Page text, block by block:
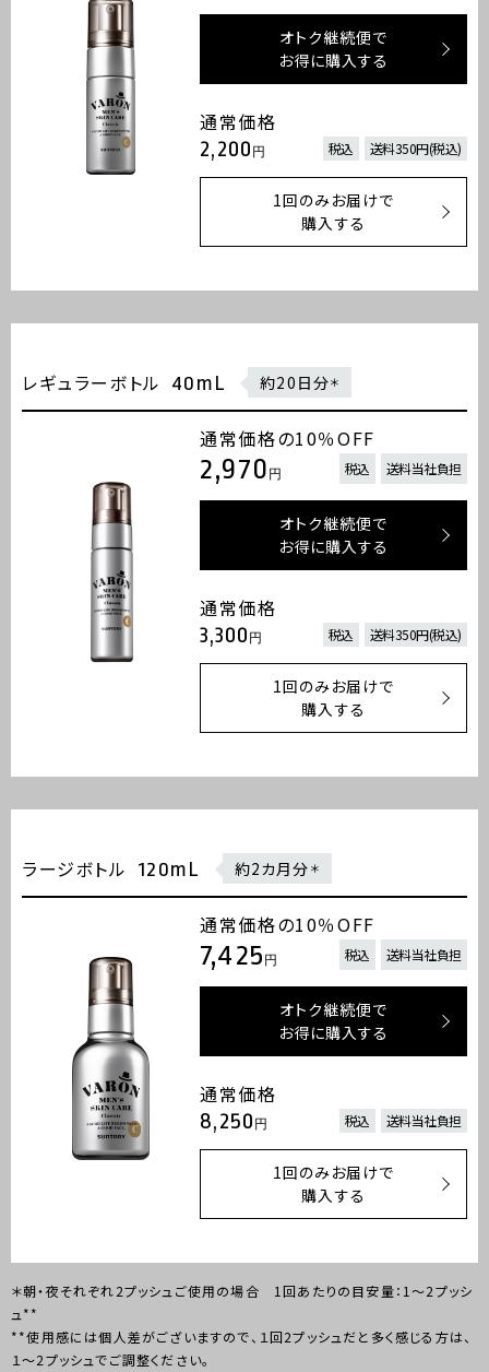
オトク継続便で
お得に購入する
通常価格
2,200 円 税込 送料350円(税込)
1回のみお届けで
購入する
レギュラーボトル 40mL 約20日分＊
通常価格の10％OFF
2,970 円 税込 送料当社負担
オトク継続便で
お得に購入する
通常価格
3,300 円 税込 送料350円(税込)
1回のみお届けで
購入する
ラージボトル 120mL 約2カ月分 ＊
通常価格の10％OFF
7,425 円 税込 送料当社負担
オトク継続便で
お得に購入する
通常価格
8,250 円 税込 送料当社負担
1回のみお届けで
購入する
＊朝・夜それぞれ2プッシュご使用の場合 1回あたりの目安量：1～2プッシ
ュ**
**使用感には個人差がございますので、１回2プッシュだと多く感じる方は、
１～2プッシュでご調整ください。